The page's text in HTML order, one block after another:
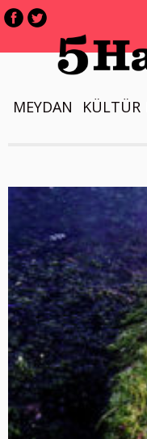
MEYDAN KÜLTÜR